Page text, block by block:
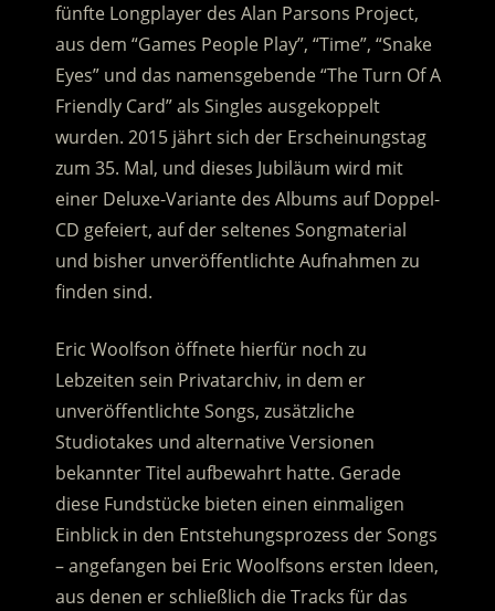
fünfte Longplayer des Alan Parsons Project,
aus dem “Games People Play”, “Time”, “Snake
Eyes” und das namensgebende “The Turn Of A
Friendly Card” als Singles ausgekoppelt
wurden. 2015 jährt sich der Erscheinungstag
zum 35. Mal, und dieses Jubiläum wird mit
einer Deluxe-Variante des Albums auf Doppel-
CD gefeiert, auf der seltenes Songmaterial
und bisher unveröffentlichte Aufnahmen zu
finden sind.
Eric Woolfson öffnete hierfür noch zu
Lebzeiten sein Privatarchiv, in dem er
unveröffentlichte Songs, zusätzliche
Studiotakes und alternative Versionen
bekannter Titel aufbewahrt hatte. Gerade
diese Fundstücke bieten einen einmaligen
Einblick in den Entstehungsprozess der Songs
– angefangen bei Eric Woolfsons ersten Ideen,
aus denen er schließlich die Tracks für das